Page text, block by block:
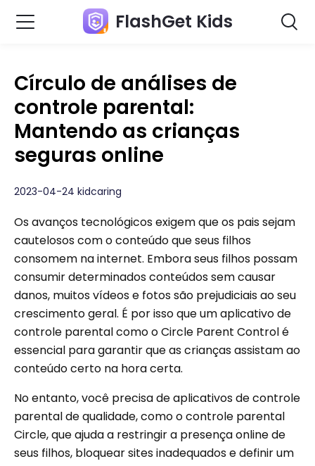
FlashGet Kids
Círculo de análises de
controle parental:
Mantendo as crianças
seguras online
2023-04-24 kidcaring
Os avanços tecnológicos exigem que os pais sejam
cautelosos com o conteúdo que seus filhos
consomem na internet. Embora seus filhos possam
consumir determinados conteúdos sem causar
danos, muitos vídeos e fotos são prejudiciais ao seu
crescimento geral. É por isso que um aplicativo de
controle parental como o Circle Parent Control é
essencial para garantir que as crianças assistam ao
conteúdo certo na hora certa.
No entanto, você precisa de aplicativos de controle
parental de qualidade, como o controle parental
Circle, que ajuda a restringir a presença online de
seus filhos, bloquear sites inadequados e definir um